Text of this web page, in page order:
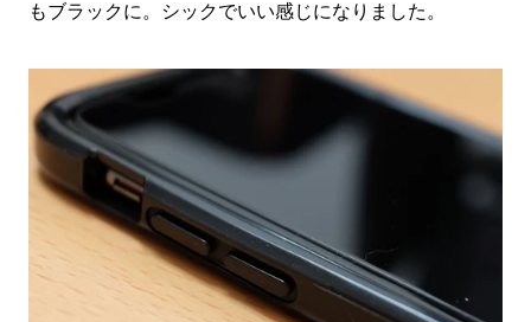
もブラックに。シックでいい感じになりました。